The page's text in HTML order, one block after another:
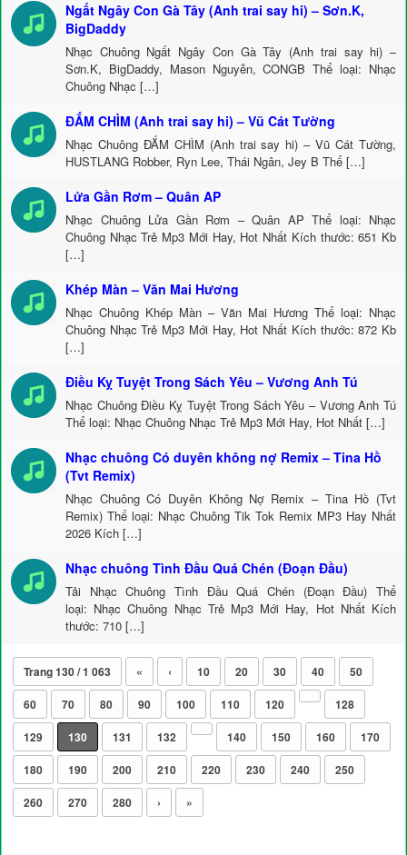
Ngất Ngây Con Gà Tây (Anh trai say hi) – Sơn.K,
BigDaddy
Nhạc Chuông Ngất Ngây Con Gà Tây (Anh trai say hi) –
Sơn.K, BigDaddy, Mason Nguyễn, CONGB Thể loại: Nhạc
Chuông Nhạc […]
ĐẮM CHÌM (Anh trai say hi) – Vũ Cát Tường
Nhạc Chuông ĐẮM CHÌM (Anh trai say hi) – Vũ Cát Tường,
HUSTLANG Robber, Ryn Lee, Thái Ngân, Jey B Thể […]
Lửa Gần Rơm – Quân AP
Nhạc Chuông Lửa Gần Rơm – Quân AP Thể loại: Nhạc
Chuông Nhạc Trẻ Mp3 Mới Hay, Hot Nhất Kích thước: 651 Kb
[…]
Khép Màn – Văn Mai Hương
Nhạc Chuông Khép Màn – Văn Mai Hương Thể loại: Nhạc
Chuông Nhạc Trẻ Mp3 Mới Hay, Hot Nhất Kích thước: 872 Kb
[…]
Điều Kỵ Tuyệt Trong Sách Yêu – Vương Anh Tú
Nhạc Chuông Điều Kỵ Tuyệt Trong Sách Yêu – Vương Anh Tú
Thể loại: Nhạc Chuông Nhạc Trẻ Mp3 Mới Hay, Hot Nhất […]
Nhạc chuông Có duyên không nợ Remix – Tina Hồ
(Tvt Remix)
Nhạc Chuông Có Duyên Không Nợ Remix – Tina Hồ (Tvt
Remix) Thể loại: Nhạc Chuông Tik Tok Remix MP3 Hay Nhất
2026 Kích […]
Nhạc chuông Tình Đầu Quá Chén (Đoạn Đầu)
Tải Nhạc Chuông Tình Đầu Quá Chén (Đoạn Đầu) Thể
loại: Nhạc Chuông Nhạc Trẻ Mp3 Mới Hay, Hot Nhất Kích
thước: 710 […]
Trang 130 / 1 063 « ‹ 10 20 30 40
50
60
70 80 90 100 110 120
128
129
130 131 132 140 150 160
170
180
190 200 210 220 230 240
250
260
270 280 › »